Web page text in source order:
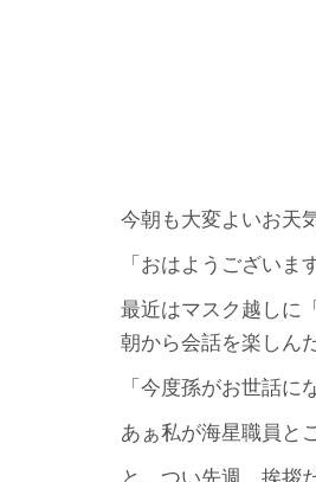
今朝も大変よいお天
「おはようござい
最近はマスク越しに
朝から会話を楽しん
「今度孫がお世話に
あぁ私が海星職員と